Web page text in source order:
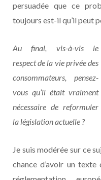
persuadée que ce
toujours est-il qu’il peut
Au final, vis-à-vis le
respect de la vie privée des
consommateurs, pensez-
vous qu’il était vraiment
nécessaire de reformuler
la législation actuelle ?
Je suis modérée sur ce
chance d’avoir un